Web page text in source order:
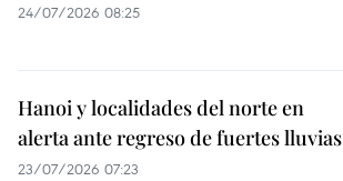
24/07/2026 08:25
Hanoi y localidades del norte en
alerta ante regreso de fuertes lluvias
23/07/2026 07:23